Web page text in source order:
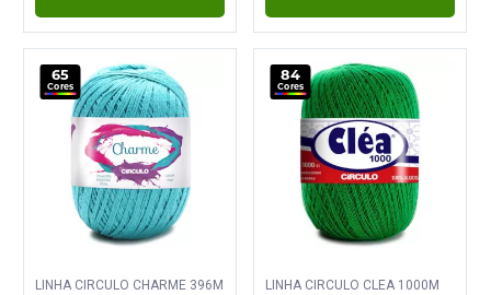
65
Cores
LINHA CIRCULO CHARME 396M
84
Cores
LINHA CIRCULO CLEA 1000M